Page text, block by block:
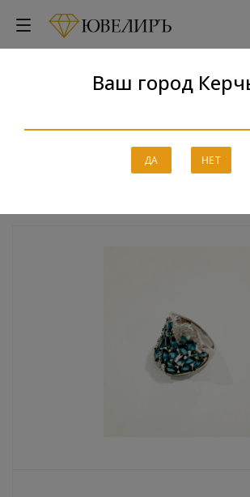
Ваш город
ДА НЕТ
Серебро Кольца
Кострома